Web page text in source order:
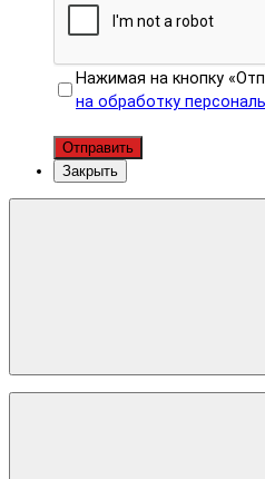
Нажимая на кнопку
на обработку
Отправить
Закрыть